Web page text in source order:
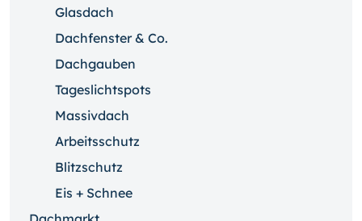
Glasdach
Dachfenster & Co.
Dachgauben
Tageslichtspots
Massivdach
Arbeitsschutz
Blitzschutz
Eis + Schnee